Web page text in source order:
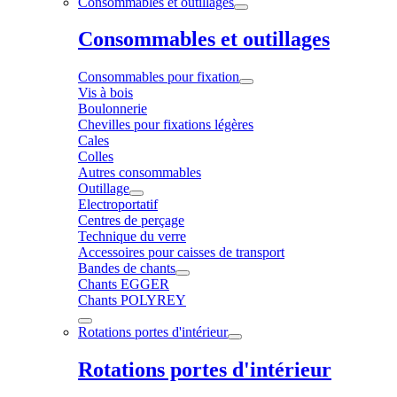
Consommables et outillages
Consommables pour fixation
Vis à bois
Boulonnerie
Chevilles pour fixations légères
Cales
Colles
Autres consommables
Outillage
Electroportatif
Centres de perçage
Technique du verre
Accessoires pour caisses de transport
Bandes de chants
Chants EGGER
Chants POLYREY
Rotations portes d'intérieur
Rotations portes d'intérieur